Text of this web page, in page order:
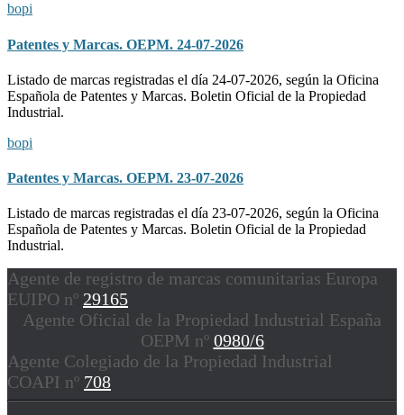
bopi
Patentes y Marcas. OEPM. 24-07-2026
Listado de marcas registradas el día 24-07-2026, según la Oficina
Española de Patentes y Marcas. Boletin Oficial de la Propiedad
Industrial.
bopi
Patentes y Marcas. OEPM. 23-07-2026
Listado de marcas registradas el día 23-07-2026, según la Oficina
Española de Patentes y Marcas. Boletin Oficial de la Propiedad
Industrial.
Agente de registro de marcas comunitarias Europa
EUIPO nº 29165
Agente Oficial de la Propiedad Industrial España
OEPM nº 0980/6
Agente Colegiado de la Propiedad Industrial
COAPI nº 708